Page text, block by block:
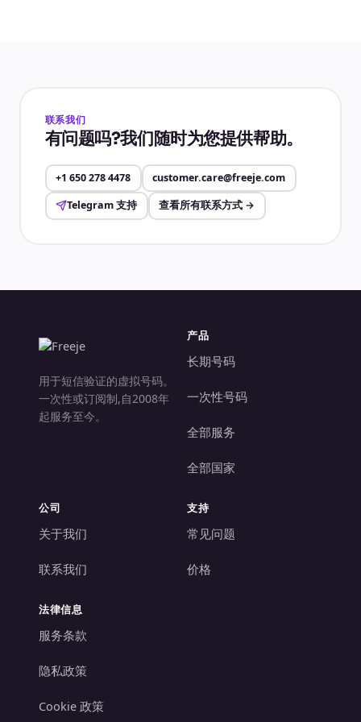
联系我们
有问题吗?我们随时为您提供帮助。
+1 650 278 4478
customer.care@freeje.com
Telegram 支持
查看所有联系方式 →
用于短信验证的虚拟号码。
一次性或订阅制,自2008年
起服务至今。
产品
长期号码
一次性号码
全部服务
全部国家
公司
关于我们
联系我们
支持
常见问题
价格
法律信息
服务条款
隐私政策
Cookie 政策